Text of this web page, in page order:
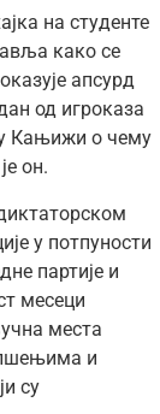
на студенте
како се
апсурд
од игроказа
у Кањижи о чему
он.
у потпуности
партије и
месеци
места
и
су